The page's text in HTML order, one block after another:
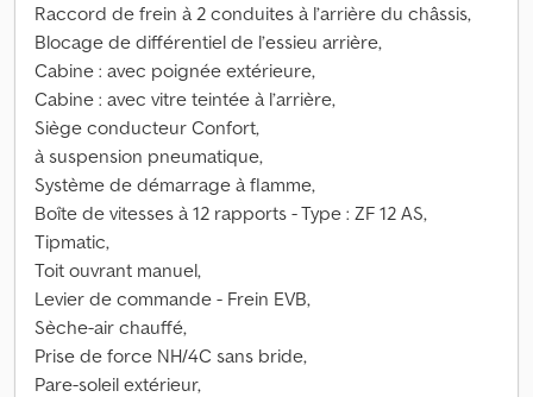
Raccord de frein à 2 conduites à l’arrière du châssis,
Blocage de différentiel de l’essieu arrière,
Cabine : avec poignée extérieure,
Cabine : avec vitre teintée à l’arrière,
Siège conducteur Confort,
à suspension pneumatique,
Système de démarrage à flamme,
Boîte de vitesses à 12 rapports - Type : ZF 12 AS,
Tipmatic,
Toit ouvrant manuel,
Levier de commande - Frein EVB,
Sèche-air chauffé,
Prise de force NH/4C sans bride,
Pare-soleil extérieur,